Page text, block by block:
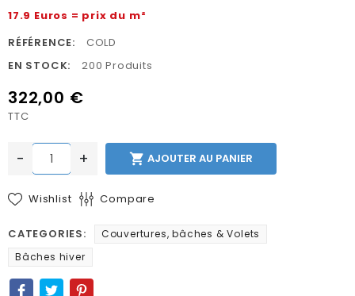
17.9 Euros = prix du m²
RÉFÉRENCE:
COLD
EN STOCK:
200 Produits
322,00 €
TTC
- +  AJOUTER AU PANIER
Wishlist Compare
CATEGORIES:
Couvertures, bâches & Volets
Bâches hiver